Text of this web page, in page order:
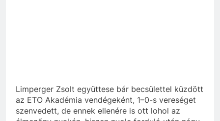
Limperger Zsolt együttese bár becsülettel küzdött
az ETO Akadémia vendégeként, 1–0-s vereséget
szenvedett, de ennek ellenére is ott lohol az